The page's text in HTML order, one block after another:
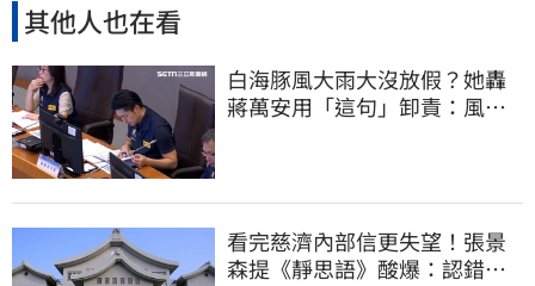
其他人也在看
白海豚風大雨大沒放假？她轟
蔣萬安用「這句」卸責：風雨
看完慈濟內部信更失望！張景
森提《靜思語》酸爆：認錯有